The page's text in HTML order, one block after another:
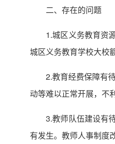
二、存在的问题
1.城区义务教育资
城区义务教育学校大校
2.教育经费保障有
动等难以正常开展，不
3.教师队伍建设有
有发生。教师人事制度